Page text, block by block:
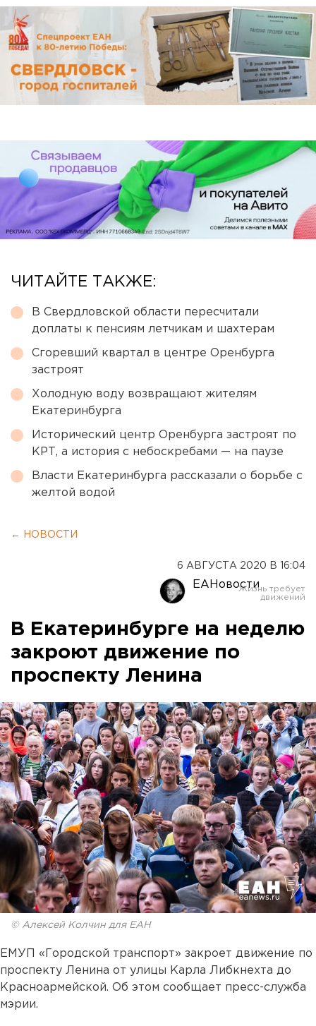
ЧИТАЙТЕ ТАКЖЕ:
В Свердловской области пересчитали
доплаты к пенсиям летчикам и шахтерам
Сгоревший квартал в центре Оренбурга
застроят
Холодную воду возвращают жителям
Екатеринбурга
Исторический центр Оренбурга застроят по
КРТ, а история с небоскребами — на паузе
Власти Екатеринбурга рассказали о борьбе с
желтой водой
← НОВОСТИ
6 АВГУСТА 2020 В 16:04
ЕАНовости
В Екатеринбурге на неделю
закроют движение по
проспекту Ленина
© Алексей Колчин для ЕАН
ЕМУП «Городской транспорт» закроет движение по
проспекту Ленина от улицы Карла Либкнехта до
Красноармейской. Об этом сообщает пресс-служба
мэрии.